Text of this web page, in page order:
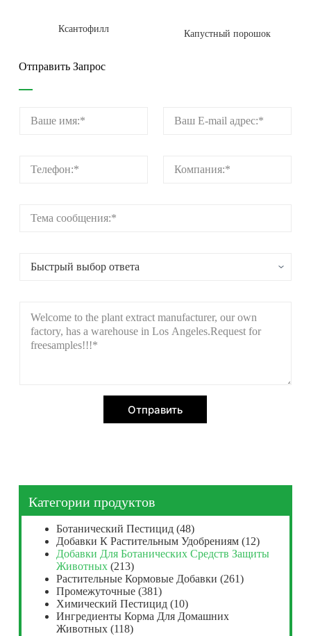
Ксантофилл Капустный порошок
Отправить Запрос
Отправить
Категории продуктов
Ботанический Пестицид (48)
Добавки К Растительным Удобрениям (12)
Добавки Для Ботанических Средств Защиты
Животных (213)
Растительные Кормовые Добавки (261)
Промежуточные (381)
Химический Пестицид (10)
Ингредиенты Корма Для Домашних
Животных (118)